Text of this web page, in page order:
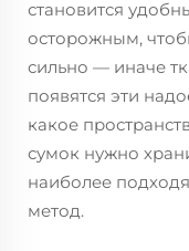
становится
осторожным,
сильно — иначе
появятся эти
какое
сумок нужно
наиболее
метод.